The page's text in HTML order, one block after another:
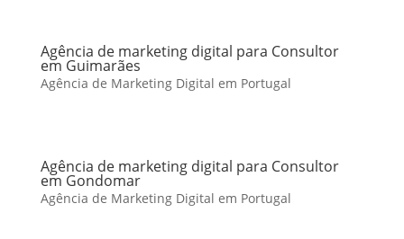
Agência de marketing digital para Consultor
em Guimarães
Agência de Marketing Digital em Portugal
Agência de marketing digital para Consultor
em Gondomar
Agência de Marketing Digital em Portugal